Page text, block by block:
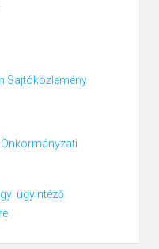
Sajtóközlemény
ügyintéző